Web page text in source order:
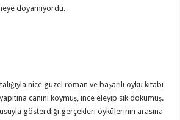
doyamıyordu.
nice güzel roman ve başarılı öykü kitabı
canını koymuş, ince eleyip sık dokumuş.
gösterdiği gerçekleri öykülerinin arasına